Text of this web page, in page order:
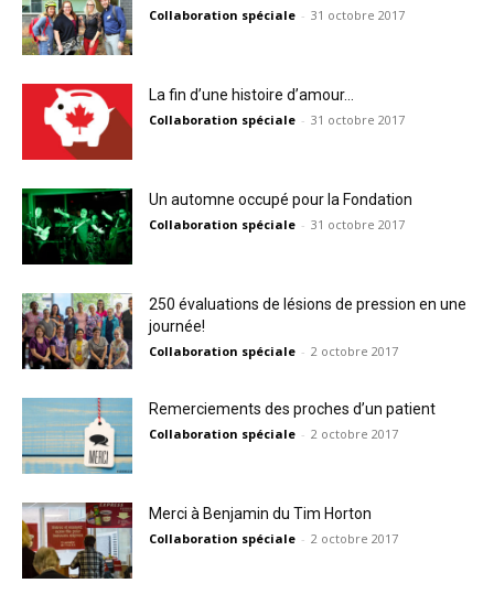
Collaboration spéciale - 31 octobre 2017
La fin d’une histoire d’amour…
Collaboration spéciale - 31 octobre 2017
Un automne occupé pour la Fondation
Collaboration spéciale - 31 octobre 2017
250 évaluations de lésions de pression en une
journée!
Collaboration spéciale - 2 octobre 2017
Remerciements des proches d’un patient
Collaboration spéciale - 2 octobre 2017
Merci à Benjamin du Tim Horton
Collaboration spéciale - 2 octobre 2017